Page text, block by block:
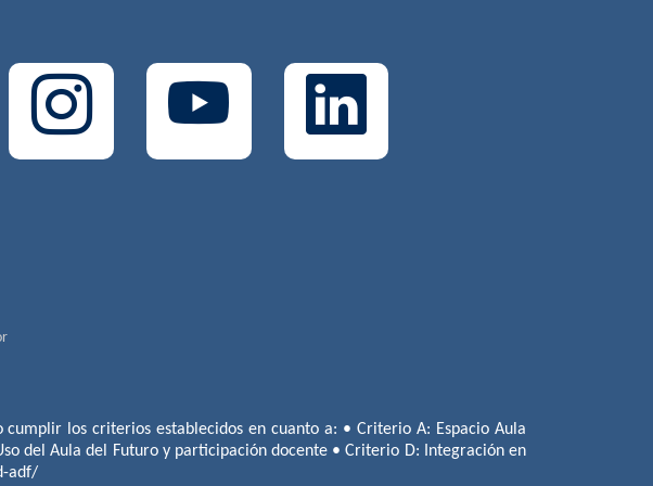
los criterios establecidos en cuanto a: • Criterio A: Espacio Aula
del Aula del Futuro y participación docente • Criterio D: Integración en
adf/